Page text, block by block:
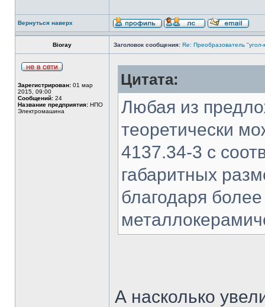
Вернуться наверх
Bioray Заголовок сообщения: Re: Преобразователь
Зарегистрирован: 01 мар
2015, 09:00
Сообщений: 24
Название предприятия: НПО
Электромашина
Цитата:
Любая из
теоретически
4137.34-3 с
габаритных
благодаря
А насколько